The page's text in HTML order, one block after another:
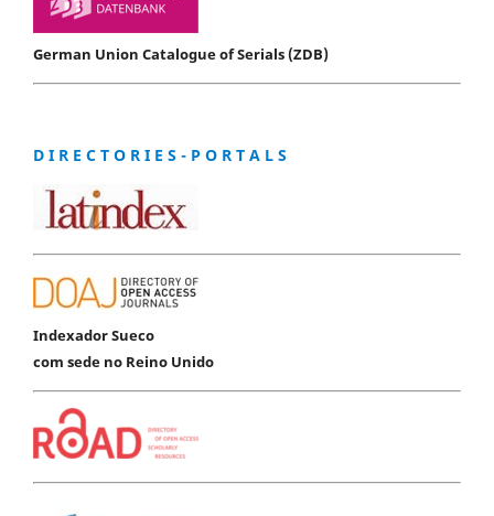
German Union Catalogue of Serials (ZDB)
D I R E C T O R I E S - P O R T A L S
Indexador Sueco
com sede no Reino Unido